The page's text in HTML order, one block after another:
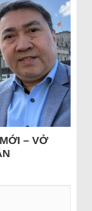
– VỞ